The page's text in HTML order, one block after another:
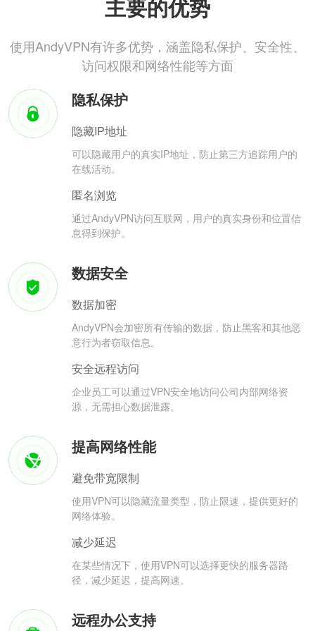
主要的优势
使用AndyVPN有许多优势，涵盖隐私保护、安全性、
访问权限和网络性能等方面
隐私保护
隐藏IP地址
可以隐藏用户的真实IP地址，防止第三方追踪用户的
在线活动。
匿名浏览
通过AndyVPN访问互联网，用户的真实身份和位置信
息得到保护。
数据安全
数据加密
AndyVPN会加密所有传输的数据，防止黑客和其他恶
意行为者窃取信息。
安全远程访问
企业员工可以通过VPN安全地访问公司内部网络资
源，无需担心数据泄露。
提高网络性能
避免带宽限制
使用VPN可以隐藏流量类型，防止限速，提供更好的
网络体验。
减少延迟
在某些情况下，使用VPN可以选择更快的服务器路
径，减少延迟，提高网速。
远程办公支持